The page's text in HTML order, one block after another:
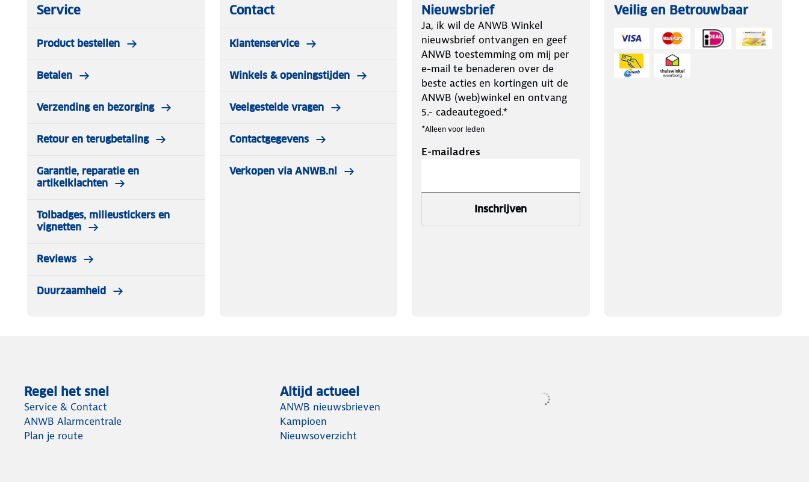
Snox - Sneeuwketting 520 - Pewag
Snox - Sneeuwketting 540 - Pewag
Snox - Sneeuwketting 550 - Pewag
Snox - Sneeuwketting 570 - Pewag
Service
Product bestellen
Betalen
Verzending en bezorging
Retour en terugbetaling
Garantie, reparatie en
artikelklachten
Tolbadges, milieustickers en
vignetten
Reviews
Duurzaamheid
Contact
Klantenservice
Winkels & openingstijden
Veelgestelde vragen
Contactgegevens
Verkopen via ANWB.nl
Nieuwsbrief
Ja, ik wil de ANWB Winkel
nieuwsbrief ontvangen en geef
ANWB toestemming om mij per
e-mail te benaderen over de
beste acties en kortingen uit de
ANWB (web)winkel en ontvang
5.- cadeautegoed.*
*Alleen voor leden
E-mailadres
Inschrijven
Veilig en Betrouwbaar
Regel het snel
Service & Contact
ANWB Alarmcentrale
Plan je route
Altijd actueel
ANWB nieuwsbrieven
Kampioen
Nieuwsoverzicht